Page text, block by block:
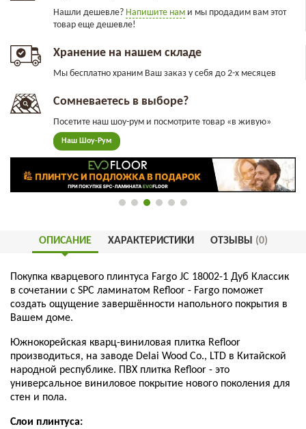
Нашли дешевле? Напишите нам и мы продадим вам этот
товар еще дешевле!
Хранение на нашем складе
Мы бесплатно храним Ваш заказ у себя до 2-х месяцев
Сомневаетесь в выборе?
Посетите наш шоу-рум и посмотрите товар «в живую»
Наш Шоу-Рум
ОПИСАНИЕ ХАРАКТЕРИСТИКИ ОТЗЫВЫ (0)
Покупка кварцевого плинтуса Fargo JC 18002-1 Дуб Классик
в сочетании с SPC ламинатом Refloor - Fargo поможет
создать ощущение завершённости напольного покрытия в
Вашем доме.
Южнокорейская кварц-виниловая плитка Refloor
производиться, на заводе Delai Wood Co., LTD в Китайской
народной республике. ПВХ плитка Refloor - это
универсальное виниловое покрытие нового поколения для
стен и пола.
Слои плинтуса: